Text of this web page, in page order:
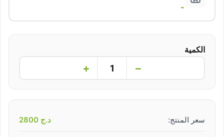
-
الكمية
−
+
سعر المنتج: د.ج